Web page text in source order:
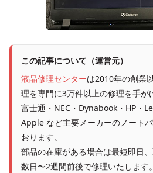
この記事について（運営元）
液晶修理センターは2010年の創業
理を専門に3万件以上の修理を手が
富士通・NEC・Dynabook・HP・
Apple など主要メーカーのノート
おります。
部品の在庫がある場合は最短即日
数日〜2週間前後で修理いたします。